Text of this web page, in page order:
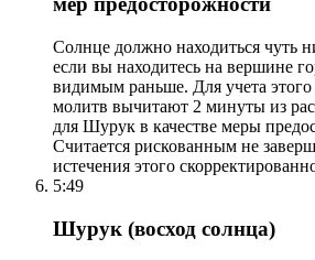
Солнце должно находиться чуть
если вы находитесь на вершине
видимым раньше. Для учета
молитв вычитают 2 минуты из
для Шурук в качестве меры
Считается рискованным не
истечения этого
5:49
Шурук (восход солнца)